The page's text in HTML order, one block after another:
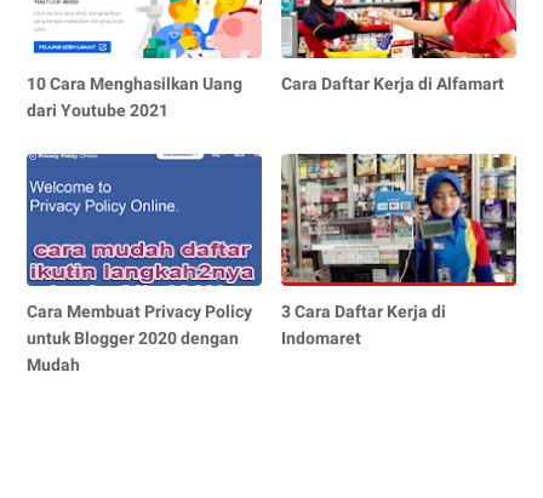
10 Cara Menghasilkan Uang
dari Youtube 2021
Cara Daftar Kerja di Alfamart
Cara Membuat Privacy Policy
untuk Blogger 2020 dengan
Mudah
3 Cara Daftar Kerja di
Indomaret